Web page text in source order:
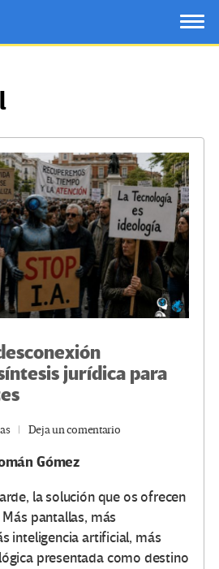
jurídica para
Deja un comentario
Gómez
la solución que os ofrecen
pantallas, más
inteligencia artificial, más
presentada como destino